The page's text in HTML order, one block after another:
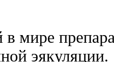
мире
эякуляции.